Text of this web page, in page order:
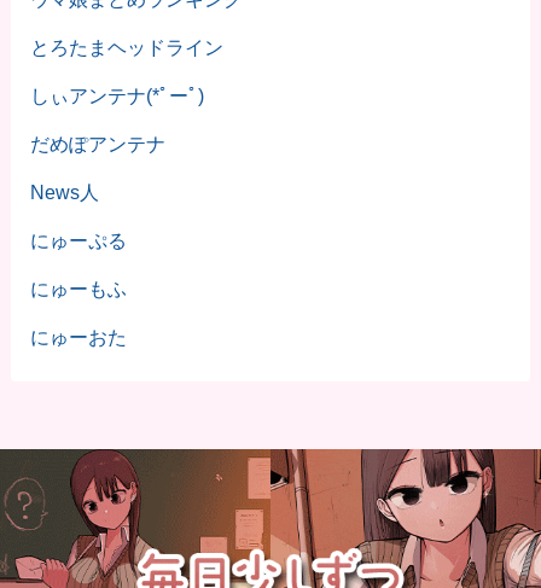
とろたまヘッドライン
しぃアンテナ(*ﾟーﾟ)
だめぽアンテナ
News人
にゅーぷる
にゅーもふ
にゅーおた